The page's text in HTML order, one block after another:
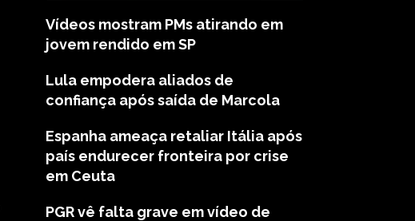
Vídeos mostram PMs atirando em
jovem rendido em SP
Lula empodera aliados de
confiança após saída de Marcola
Espanha ameaça retaliar Itália após
país endurecer fronteira por crise
em Ceuta
PGR vê falta grave em vídeo de